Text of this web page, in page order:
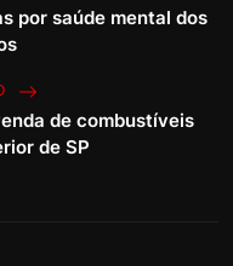
por saúde mental dos
de combustíveis
de SP